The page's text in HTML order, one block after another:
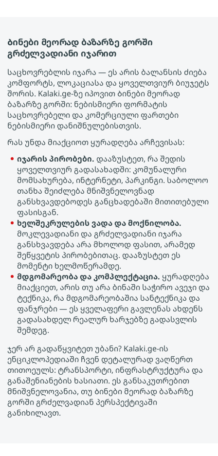
Ბინები მეორად ბაზარზე გორში
გრძელვადიანი იჯარით
საცხოვრებლის იჯარა — ეს არის ბალანსის ძიება
კომფორტს, ლოკაციასა და ყოველთვიურ ბიუჯეტს
შორის. Kalaki.ge-ზე იპოვით Ბინები მეორად
ბაზარზე გორში: ნებისმიერი ფორმატის
საცხოვრებელი და კომერციული ფართები
ნებისმიერი დანიშნულებისთვის.
რას უნდა მიაქციოთ ყურადღება არჩევისას:
იჯარის პირობები. დააზუსტეთ, რა შედის
ყოველთვიურ გადასახადში: კომუნალური
მომსახურება, ინტერნეტი, პარკინგი. საბოლოო
თანხა შეიძლება მნიშვნელოვნად
განსხვავდებოდეს განცხადებაში მითითებული
ფასისგან.
ხელშეკრულების ვადა და მოქნილობა.
მოკლევადიანი და გრძელვადიანი იჯარა
განსხვავდება არა მხოლოდ ფასით, არამედ
შეწყვეტის პირობებითაც. დააზუსტეთ ეს
მომენტი ხელმოწერამდე.
მდგომარეობა და კომპლექტაცია. ყურადღება
მიაქციეთ, არის თუ არა ბინაში საჭირო ავეჯი და
ტექნიკა, რა მდგომარეობაშია სანტექნიკა და
ფანჯრები — ეს ყველაფერი გავლენას ახდენს
გადასახდელ რეალურ ხარჯებზე გადასვლის
შემდეგ.
ჯერ არ გადაწყვიტეთ უბანი? Kalaki.ge-ის
ენციკლოპედიაში ჩვენ დეტალურად ვაღწერთ
თითოეულს: ტრანსპორტი, ინფრასტრუქტურა და
განაშენიანების ხასიათი. ეს განსაკუთრებით
მნიშვნელოვანია, თუ Ბინები მეორად ბაზარზე
გორში გრძელვადიან პერსპექტივაში
განიხილავთ.